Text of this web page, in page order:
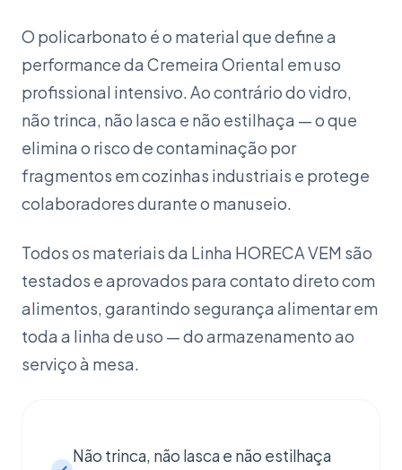
O policarbonato é o material que define a
performance da Cremeira Oriental em uso
profissional intensivo. Ao contrário do vidro,
não trinca, não lasca e não estilhaça — o que
elimina o risco de contaminação por
fragmentos em cozinhas industriais e protege
colaboradores durante o manuseio.
Todos os materiais da Linha HORECA VEM são
testados e aprovados para contato direto com
alimentos, garantindo segurança alimentar em
toda a linha de uso — do armazenamento ao
serviço à mesa.
Não trinca, não lasca e não estilhaça